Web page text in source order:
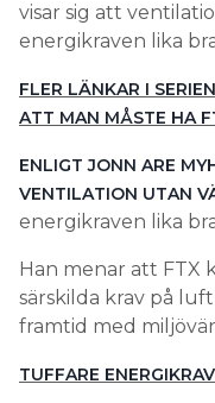
visar sig att
energikraven lika
FLER LÄNKAR I
ATT MAN MÅSTE HA
ENLIGT JONN ARE
VENTILATION UTAN
energikraven lika
Han menar att FTX
särskilda krav på
framtid med
TUFFARE